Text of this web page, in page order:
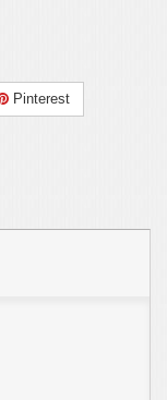
Pinterest